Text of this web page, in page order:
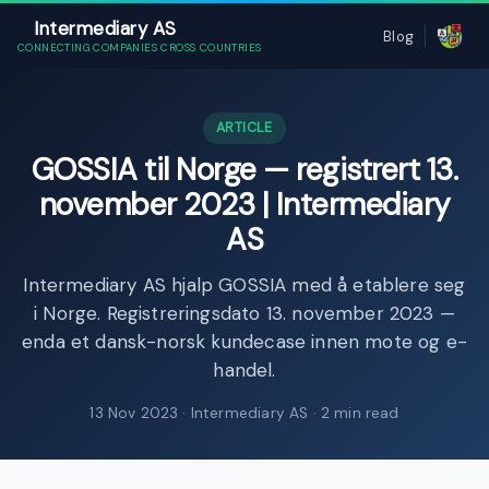
Intermediary AS
CONNECTING COMPANIES CROSS COUNTRIES
Blog
ARTICLE
GOSSIA til Norge — registrert 13.
november 2023 | Intermediary
AS
Intermediary AS hjalp GOSSIA med å etablere seg
i Norge. Registreringsdato 13. november 2023 —
enda et dansk-norsk kundecase innen mote og e-
handel.
13 Nov 2023 · Intermediary AS · 2 min read